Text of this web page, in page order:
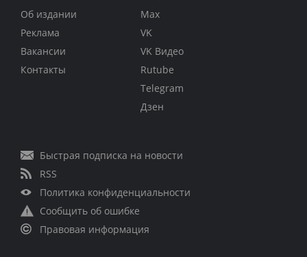
Об издании
Реклама
Вакансии
Контакты
Max
VK
VK Видео
Rutube
Telegram
Дзен
Быстрая подписка на новости
RSS
Политика конфиденциальности
Сообщить об ошибке
Правовая информация